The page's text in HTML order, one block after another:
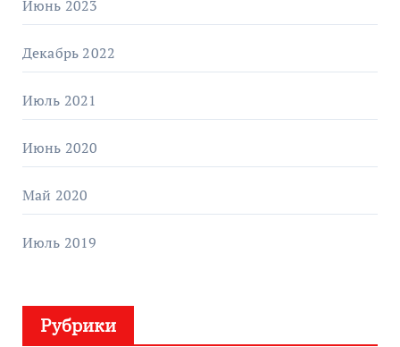
Июнь 2023
Декабрь 2022
Июль 2021
Июнь 2020
Май 2020
Июль 2019
Рубрики